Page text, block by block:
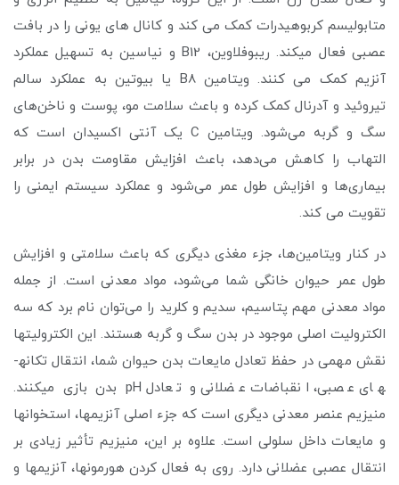
متابولیسم کربوهیدرات کمک می کند و کانال های یونی را در بافت
عصبی فعال می­کند. ریبوفلاوین، B12 و نیاسین به تسهیل عملکرد
آنزیم کمک می کنند. ویتامین B8 یا بیوتین به عملکرد سالم
تیروئید و آدرنال کمک کرده و باعث سلامت مو، پوست و ناخن‌های
سگ و گربه می‌شود. ویتامین C یک آنتی اکسیدان است که
التهاب را کاهش می‌دهد، باعث افزایش مقاومت بدن در برابر
بیماری‌ها و افزایش طول عمر می‌شود و عملکرد سیستم ایمنی را
تقویت می کند.
در کنار ویتامین‌ها، جزء مغذی دیگری که باعث سلامتی و افزایش
طول عمر حیوان خانگی شما می‌شود، مواد معدنی است. از جمله
مواد معدنی مهم پتاسیم، سدیم و کلرید را می‌توان نام برد که سه
الکترولیت اصلی موجود در بدن سگ و گربه هستند. این الکترولیت­ها
نقش مهمی در حفظ تعادل مایعات بدن حیوان شما، انتقال تکانه­
های عصبی، انقباضات عضلانی و تعادل pH بدن بازی می­کنند.
منیزیم عنصر معدنی دیگری است که جزء اصلی آنزیم­ها، استخوان­ها
و مایعات داخل سلولی است. علاوه بر این، منیزیم تأثیر زیادی بر
انتقال عصبی عضلانی دارد. روی به فعال کردن هورمون­ها، آنزیم­ها و